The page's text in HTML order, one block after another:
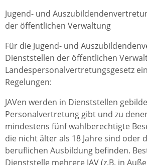
Jugend- und
der öffentlichen Verwaltung
Für die Jugend- und
Dienststellen der öffentlichen
Landespersonalvertretungsgesetz
Regelungen:
JAVen werden in Dienststellen
Personalvertretung gibt und zu
mindestens fünf wahlberechtigte
die nicht älter als 18 Jahre sind oder
beruflichen Ausbildung befinden.
Dienststelle mehrere JAV (z.B. in